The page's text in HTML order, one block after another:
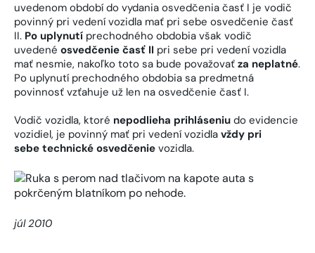
uvedenom období do vydania osvedčenia časť I je vodič
povinný pri vedení vozidla mať pri sebe osvedčenie časť
II. Po uplynutí prechodného obdobia však vodič
uvedené osvedčenie časť II pri sebe pri vedení vozidla
mať nesmie, nakoľko toto sa bude považovať za neplatné.
Po uplynutí prechodného obdobia sa predmetná
povinnosť vzťahuje už len na osvedčenie časť I.
Vodič vozidla, ktoré nepodlieha prihláseniu do evidencie
vozidiel, je povinný mať pri vedení vozidla vždy pri
sebe technické osvedčenie vozidla.
júl 2010